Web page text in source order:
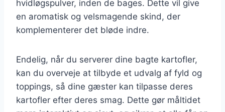
hvidløgspulver, inden de bages. Dette vil give
en aromatisk og velsmagende skind, der
komplementerer det bløde indre.
Endelig, når du serverer dine bagte kartofler,
kan du overveje at tilbyde et udvalg af fyld og
toppings, så dine gæster kan tilpasse deres
kartofler efter deres smag. Dette gør måltidet